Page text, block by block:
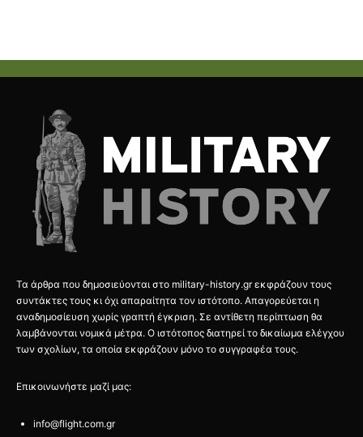
Τα άρθρα που δημοσιεύονται στο military-history.gr εκφράζουν τους
συντάκτες τους κι όχι απαραίτητα τον ιστότοπο. Απαγορεύεται η
αναδημοσίευση χωρίς γραπτή έγκριση. Σε αντίθετη περίπτωση θα
λαμβάνονται νομικά μέτρα. Ο ιστότοπος διατηρεί το δικαίωμα ελέγχου
των σχολίων, τα οποία εκφράζουν μόνο το συγγραφέα τους.
Επικοινωνήστε μαζί μας:
info@flight.com.gr